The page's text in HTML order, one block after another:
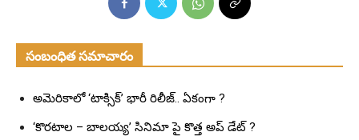
సంబంధిత సమాచారం
అమెరికాలో ‘టాక్సిక్’ భారీ రిలీజ్.. ఏకంగా ?
‘కొరటాల – బాలయ్య’ సినిమా పై కొత్త అప్ డేట్ ?